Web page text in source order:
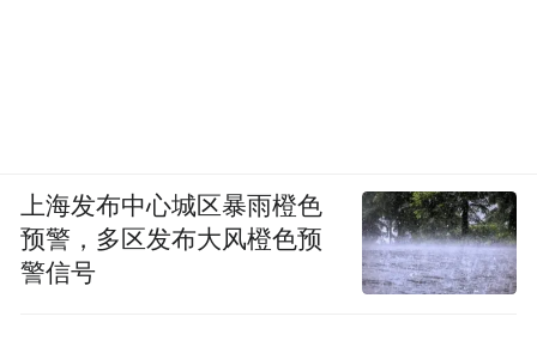
上海发布中心城区暴雨橙色
预警，多区发布大风橙色预
警信号